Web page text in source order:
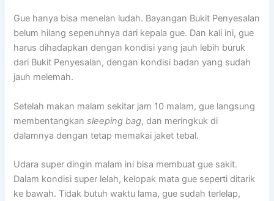
Gue hanya bisa menelan ludah. Bayangan Bukit Penyesalan
belum hilang sepenuhnya dari kepala gue. Dan kali ini, gue
harus dihadapkan dengan kondisi yang jauh lebih buruk
dari Bukit Penyesalan, dengan kondisi badan yang sudah
jauh melemah.
Setelah makan malam sekitar jam 10 malam, gue langsung
membentangkansleeping bag, dan meringkuk di
dalamnya dengan tetap memakai jaket tebal.
Udara super dingin malam ini bisa membuat gue sakit.
Dalam kondisi super lelah, kelopak mata gue seperti ditarik
ke bawah. Tidak butuh waktu lama, gue sudah terlelap,